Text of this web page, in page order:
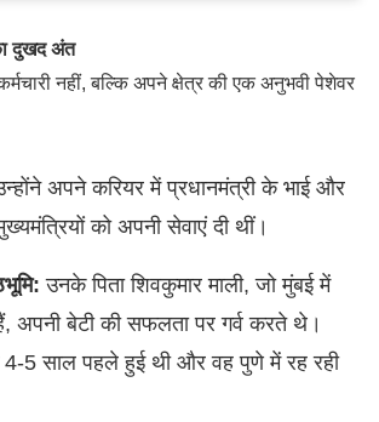
दुखद अंत
नहीं, बल्कि अपने क्षेत्र की एक अनुभवी पेशेवर
अपने करियर में प्रधानमंत्री के भाई और
को अपनी सेवाएं दी थीं।
उनके पिता शिवकुमार माली, जो मुंबई में
अपनी बेटी की सफलता पर गर्व करते थे।
4-5 साल पहले हुई थी और वह पुणे में रह रही